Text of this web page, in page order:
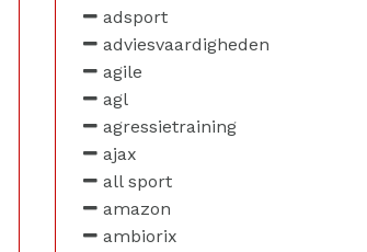
adsport
adviesvaardigheden
agile
agl
agressietraining
ajax
all sport
amazon
ambiorix